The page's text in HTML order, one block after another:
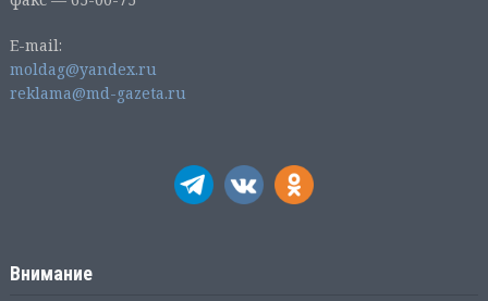
E-mail:
moldag@yandex.ru
reklama@md-gazeta.ru
Внимание